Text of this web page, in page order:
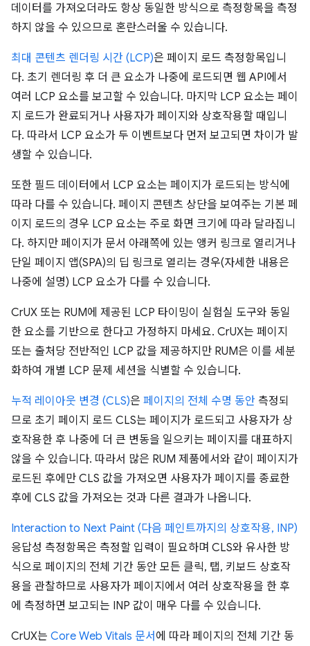
데이터를 가져오더라도 항상 동일한 방식으로 측정항목을 측정
하지 않을 수 있으므로 혼란스러울 수 있습니다.
최대 콘텐츠 렌더링 시간 (LCP)은 페이지 로드 측정항목입니
다. 초기 렌더링 후 더 큰 요소가 나중에 로드되면 웹 API에서
여러 LCP 요소를 보고할 수 있습니다. 마지막 LCP 요소는 페이
지 로드가 완료되거나 사용자가 페이지와 상호작용할 때입니
다. 따라서 LCP 요소가 두 이벤트보다 먼저 보고되면 차이가 발
생할 수 있습니다.
또한 필드 데이터에서 LCP 요소는 페이지가 로드되는 방식에
따라 다를 수 있습니다. 페이지 콘텐츠 상단을 보여주는 기본 페
이지 로드의 경우 LCP 요소는 주로 화면 크기에 따라 달라집니
다. 하지만 페이지가 문서 아래쪽에 있는 앵커 링크로 열리거나
단일 페이지 앱(SPA)의 딥 링크로 열리는 경우(자세한 내용은
나중에 설명) LCP 요소가 다를 수 있습니다.
CrUX 또는 RUM에 제공된 LCP 타이밍이 실험실 도구와 동일
한 요소를 기반으로 한다고 가정하지 마세요. CrUX는 페이지
또는 출처당 전반적인 LCP 값을 제공하지만 RUM은 이를 세분
화하여 개별 LCP 문제 세션을 식별할 수 있습니다.
누적 레이아웃 변경 (CLS)은 페이지의 전체 수명 동안 측정되
므로 초기 페이지 로드 CLS는 페이지가 로드되고 사용자가 상
호작용한 후 나중에 더 큰 변동을 일으키는 페이지를 대표하지
않을 수 있습니다. 따라서 많은 RUM 제품에서와 같이 페이지가
로드된 후에만 CLS 값을 가져오면 사용자가 페이지를 종료한
후에 CLS 값을 가져오는 것과 다른 결과가 나옵니다.
Interaction to Next Paint (다음 페인트까지의 상호작용, INP)
응답성 측정항목은 측정할 입력이 필요하며 CLS와 유사한 방
식으로 페이지의 전체 기간 동안 모든 클릭, 탭, 키보드 상호작
용을 관찰하므로 사용자가 페이지에서 여러 상호작용을 한 후
에 측정하면 보고되는 INP 값이 매우 다를 수 있습니다.
CrUX는 Core Web Vitals 문서 에 따라 페이지의 전체 기간 동